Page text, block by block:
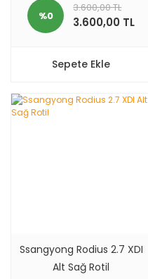
%0
3.600,00 TL
3.600,00 TL
Sepete Ekle
Ssangyong Rodius 2.7 XDI
Alt Sağ Rotil